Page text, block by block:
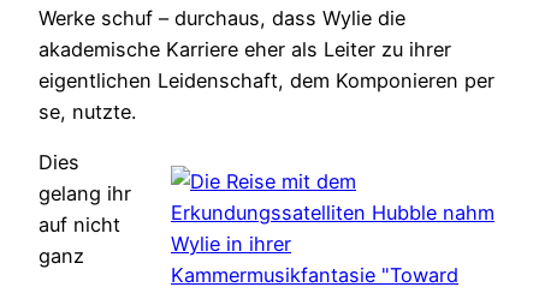
Werke schuf – durchaus, dass Wylie die
akademische Karriere eher als Leiter zu ihrer
eigentlichen Leidenschaft, dem Komponieren per
se, nutzte.
Dies
gelang ihr
auf nicht
ganz